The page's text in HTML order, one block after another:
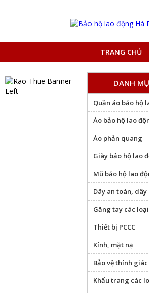
TRANG CHỦ
DANH
Quần áo bảo hộ
Áo bảo hộ lao
Áo phản quang
Giày bảo hộ lao
Mũ bảo hộ lao
Dây an toàn,
Găng tay các loại
Thiết bị PCCC
Kính, mặt nạ
Bảo vệ thính giác
Khẩu trang các